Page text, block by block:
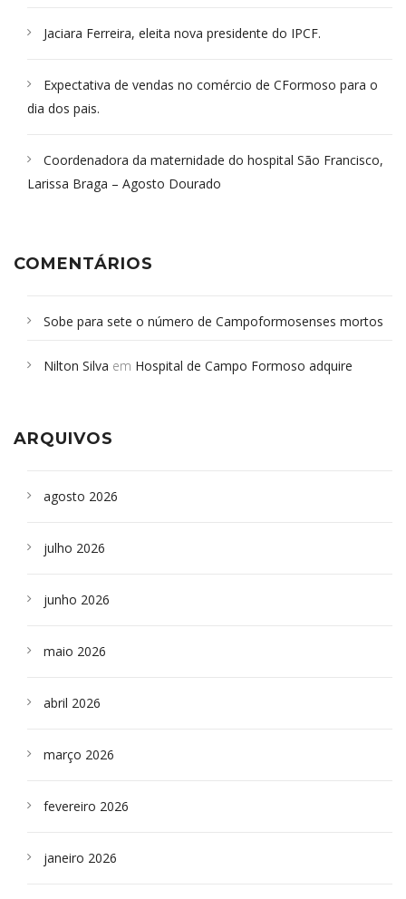
Jaciara Ferreira, eleita nova presidente do IPCF.
Expectativa de vendas no comércio de CFormoso para o
dia dos pais.
Coordenadora da maternidade do hospital São Francisco,
Larissa Braga – Agosto Dourado
COMENTÁRIOS
Sobe para sete o número de Campoformosenses mortos
Campoformosenses que morreram em desabamentos são
Nilton Silva em Hospital de Campo Formoso adquire
ARQUIVOS
agosto 2026
julho 2026
junho 2026
maio 2026
abril 2026
março 2026
fevereiro 2026
janeiro 2026